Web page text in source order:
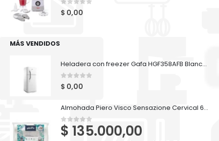
0 out of 5
$ 0,00
MÁS VENDIDOS
Heladera con freezer Gafa HGF358AFB Blanca 282lts
0 out of 5
$ 0,00
Almohada Piero Visco Sensazione Cervical 60 X 35
0out of 5
$ 135.000,00